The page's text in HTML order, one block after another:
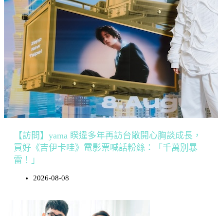
【訪問】yama 睽違多年再訪台敞開心胸談成長，
買好《吉伊卡哇》電影票喊話粉絲：「千萬別暴
雷！」
2026-08-08